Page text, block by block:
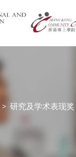
> 研究及学术表现奖